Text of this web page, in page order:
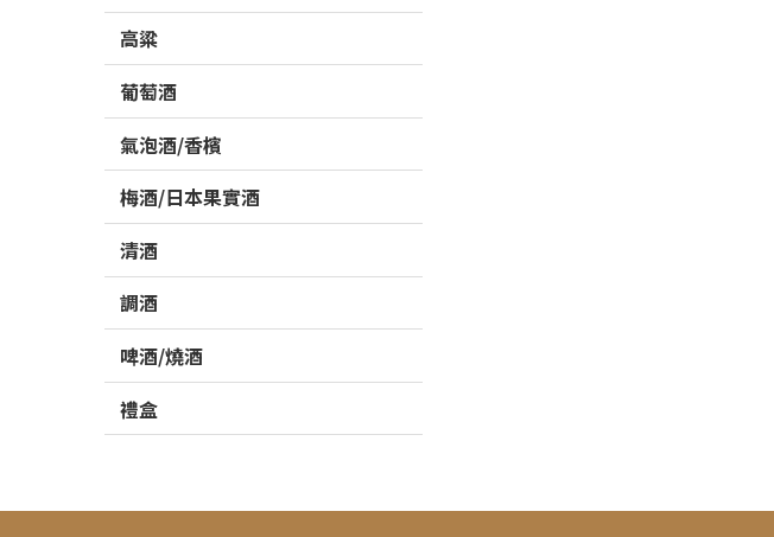
高粱
葡萄酒
氣泡酒/香檳
梅酒/日本果實酒
清酒
調酒
啤酒/燒酒
禮盒